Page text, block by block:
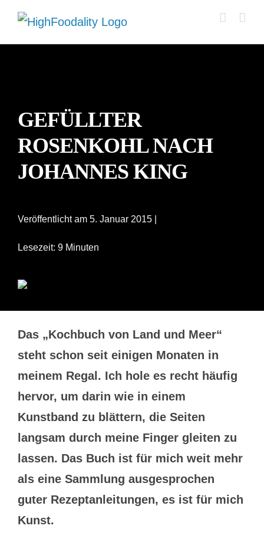
Zum
Inhalt
GEFÜLLTER
ROSENKOHL NACH
JOHANNES KING
Veröffentlicht am 5. Januar 2015 |
Lesezeit: 9 Minuten
Das „Kochbuch von Land und Meer“
steht schon seit einigen Monaten in
meinem Regal. Ich hole es recht häufig
hervor, um darin wie in einem
Kunstband zu blättern, die Seiten
langsam durch meine Finger gleiten zu
lassen. Das Buch ist für mich weit mehr
als eine Sammlung ausgesprochen
guter Rezeptanleitungen, es ist für mich
Kunst.